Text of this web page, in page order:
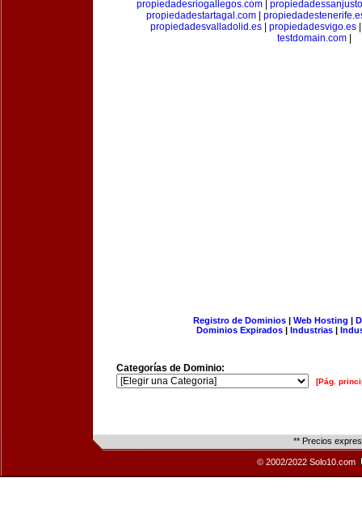
propiedadesriogallegos.com|
propiedadestartagal.com|
propiedadesvalladolid.es
propiedadesvigo.es
testdomain.com
Registro de Dominios| Web Hosting |
Dominios Expirados | Industrias |
Categorías de Dominio:
[Pág.
** Precios
© 2002/2022 Solo10.com